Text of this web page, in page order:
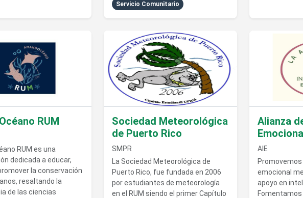
Servicio Comunitario
RUM
RUM es una
dedicada a educar,
la conservación
resaltando la
de las ciencias
Ver detalles de Sociedad Meteorológica de Puerto Rico
Sociedad Meteorológica
de Puerto Rico
SMPR
La Sociedad Meteorológica de
Puerto Rico, fue fundada en 2006
por estudiantes de meteorología
en el RUM siendo el primer Capítulo
Alianza
AIE
emocional
apoyo en